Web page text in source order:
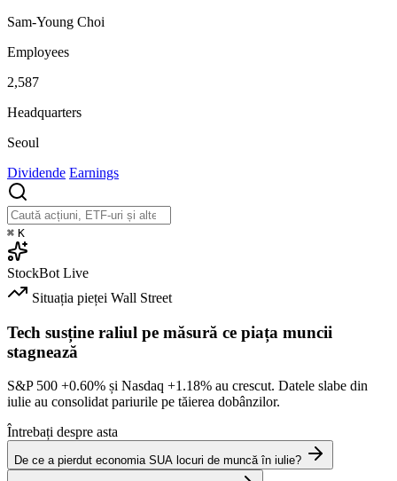
Sam-Young Choi
Employees
2,587
Headquarters
Seoul
Dividende Earnings
⌘ K
StockBot Live
Situația pieței Wall Street
Tech susține raliul pe măsură ce piața muncii
stagnează
S&P 500 +0.60% și Nasdaq +1.18% au crescut. Datele slabe din
iulie au consolidat pariurile pe tăierea dobânzilor.
Întrebați despre asta
De ce a pierdut economia SUA locuri de muncă în iulie?